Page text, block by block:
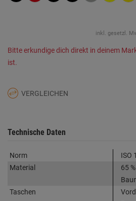
inkl. gesetzl.
Bitte erkundige dich direkt in deinem
ist.
VERGLEICHEN
Technische Daten
Norm
ISO
Material
65
Taschen